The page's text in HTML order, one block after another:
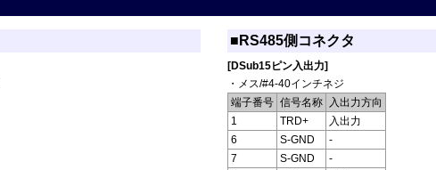
■RS485側コネクタ
[DSub15ピン入出力]
・メス/#4-40インチネジ
端子番号 信号名称
入出力方向
1
TRD+
入出力
6
S-GND
-
7
S-GND
-